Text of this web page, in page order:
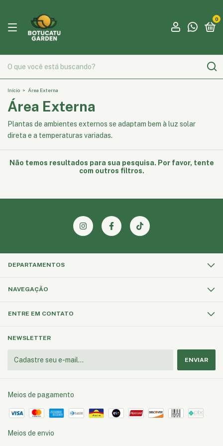
0
Início > Área Externa
Área Externa
Plantas de ambientes externos se adaptam bem à luz solar
direta e a temperaturas variadas.
Não temos resultados para sua pesquisa. Por favor, tente
com outros filtros.
DEPARTAMENTOS
NAVEGAÇÃO
ENTRE EM CONTATO
NEWSLETTER
Meios de pagamento
Meios de envio